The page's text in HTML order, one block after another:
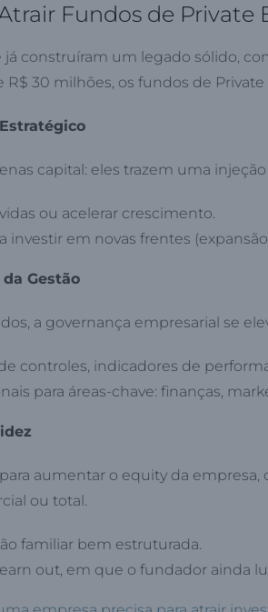
Fundos de Private
já construíram um legado sólido,
30 milhões, os fundos de
capital: eles trazem uma
ou acelerar crescimento.
investir em novas frentes
Gestão
a governança empresarial se
controles, indicadores de
para áreas-chave: finanças,
aumentar o equity da
ou total.
familiar bem estruturada.
out, em que o fundador ainda